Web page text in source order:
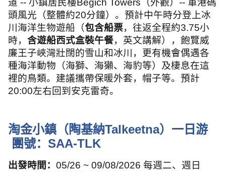
道 -- 小鎮居民樓Begich Towers （外觀） -- 軍港碼
頭風光（整體約20分鐘）。預計中午時分登上冰
川海洋生物遊船（包含船票，往返全程約3.75小
時， 含遊船西式盒裝午餐，英文講解），飽覽威
廉王子峽灣壯闊的雪山和冰川，更有機會偶遇各
種海洋動物（海獅、海獺、海豹等）及棲息在這
裡的鳥類。建議攜帶保暖外套，帽子等。預計
20:00左右回到安克雷奇。
淘金小鎮（陶基納Talkeetna）一日游
團號： SAA-TLK
出發時間： 05/26 ~ 09/08/2026 每週二、週日